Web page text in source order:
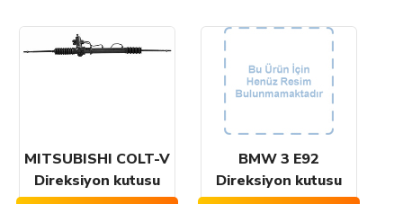
MITSUBISHI COLT-V
Direksiyon kutusu
BMW 3 E92
Direksiyon kutusu